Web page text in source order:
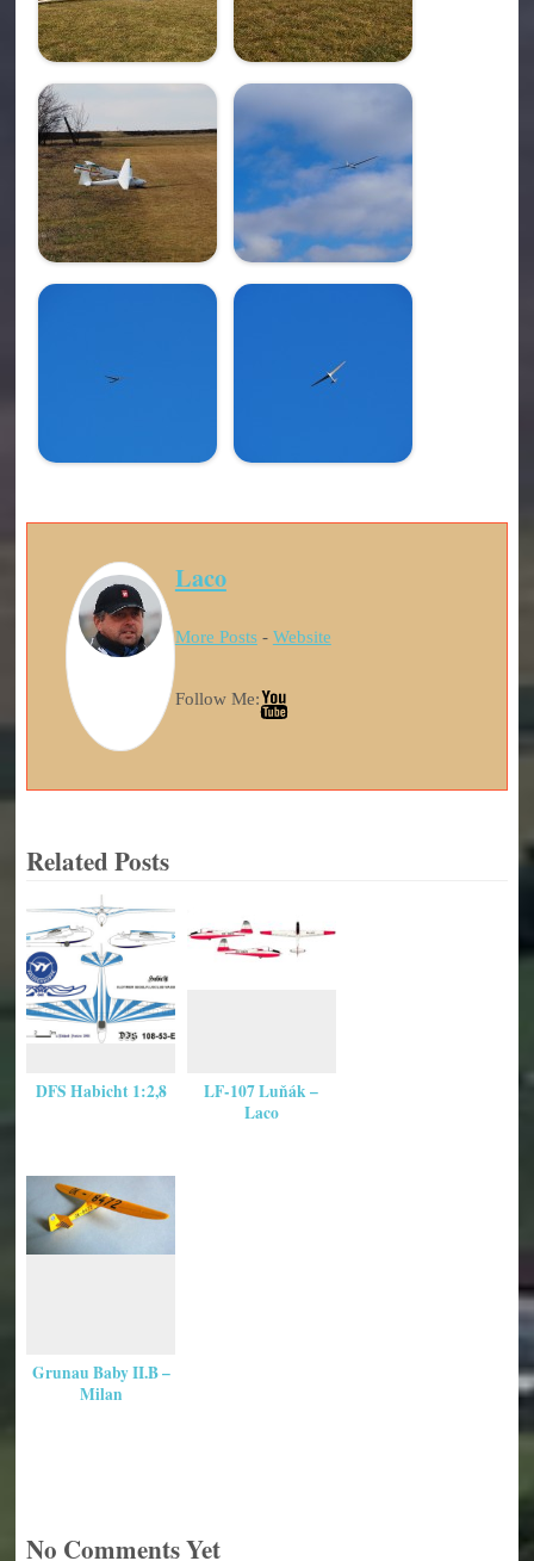
Laco
More Posts- Website
Follow Me:
Related Posts
DFS Habicht 1:2,8
LF-107 Luňák –
Laco
Grunau Baby II.B –
Milan
No Comments Yet